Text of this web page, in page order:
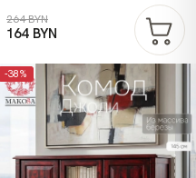
264 BYN
164 BYN
-38%